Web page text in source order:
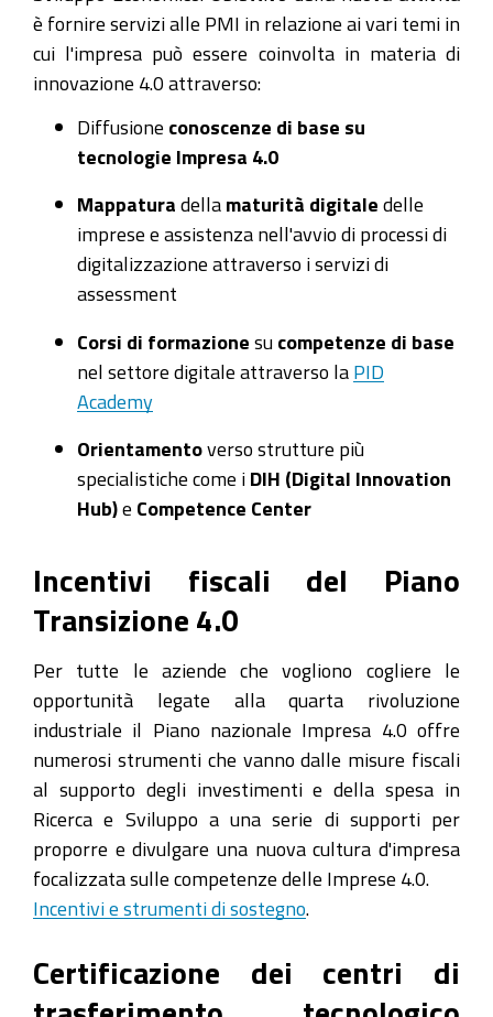
è fornire servizi alle PMI in relazione ai vari temi in
cui l'impresa può essere coinvolta in materia di
innovazione 4.0 attraverso:
Diffusione conoscenze di base su
tecnologie Impresa 4.0
Mappatura della maturità digitale delle
imprese e assistenza nell'avvio di processi di
digitalizzazione attraverso i servizi di
assessment
Corsi di formazione su competenze di base
nel settore digitale attraverso la PID
Academy
Orientamento verso strutture più
specialistiche come i DIH (Digital Innovation
Hub) e Competence Center
Incentivi fiscali del Piano
Transizione 4.0
Per tutte le aziende che vogliono cogliere le
opportunità legate alla quarta rivoluzione
industriale il Piano nazionale Impresa 4.0 offre
numerosi strumenti che vanno dalle misure fiscali
al supporto degli investimenti e della spesa in
Ricerca e Sviluppo a una serie di supporti per
proporre e divulgare una nuova cultura d'impresa
focalizzata sulle competenze delle Imprese 4.0.
Incentivi e strumenti di sostegno
Certificazione dei centri di